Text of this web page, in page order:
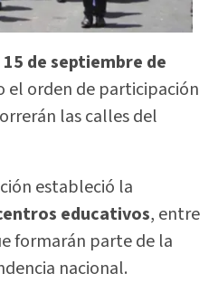
15 de septiembre de
el orden de participación
las calles del
estableció la
educativos, entre
formarán parte de la
nacional.